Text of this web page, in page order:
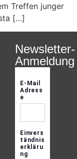
Treffen junger
[…]
Newsletter-
Anmeldung